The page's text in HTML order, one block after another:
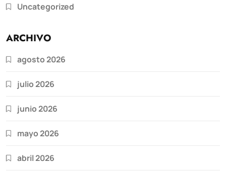
Uncategorized
ARCHIVO
agosto 2026
julio 2026
junio 2026
mayo 2026
abril 2026